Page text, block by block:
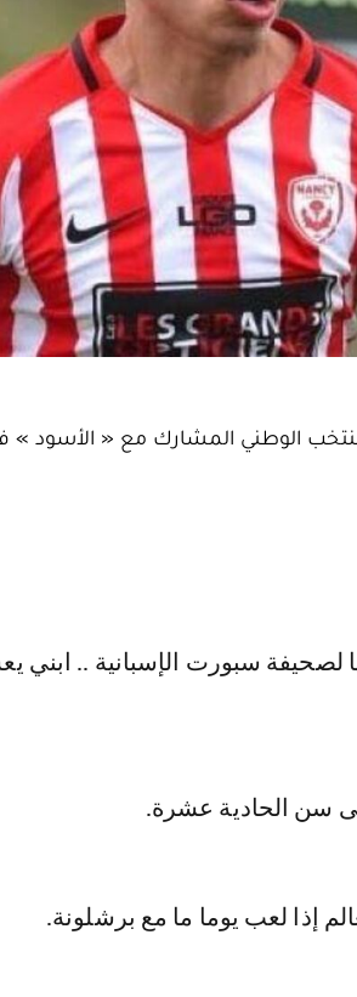
الوطني المشارك مع « الأسود
سن الحادية عشرة.
إذا لعب يوما ما مع برشلونة.